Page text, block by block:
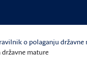
o polaganju državne
mature